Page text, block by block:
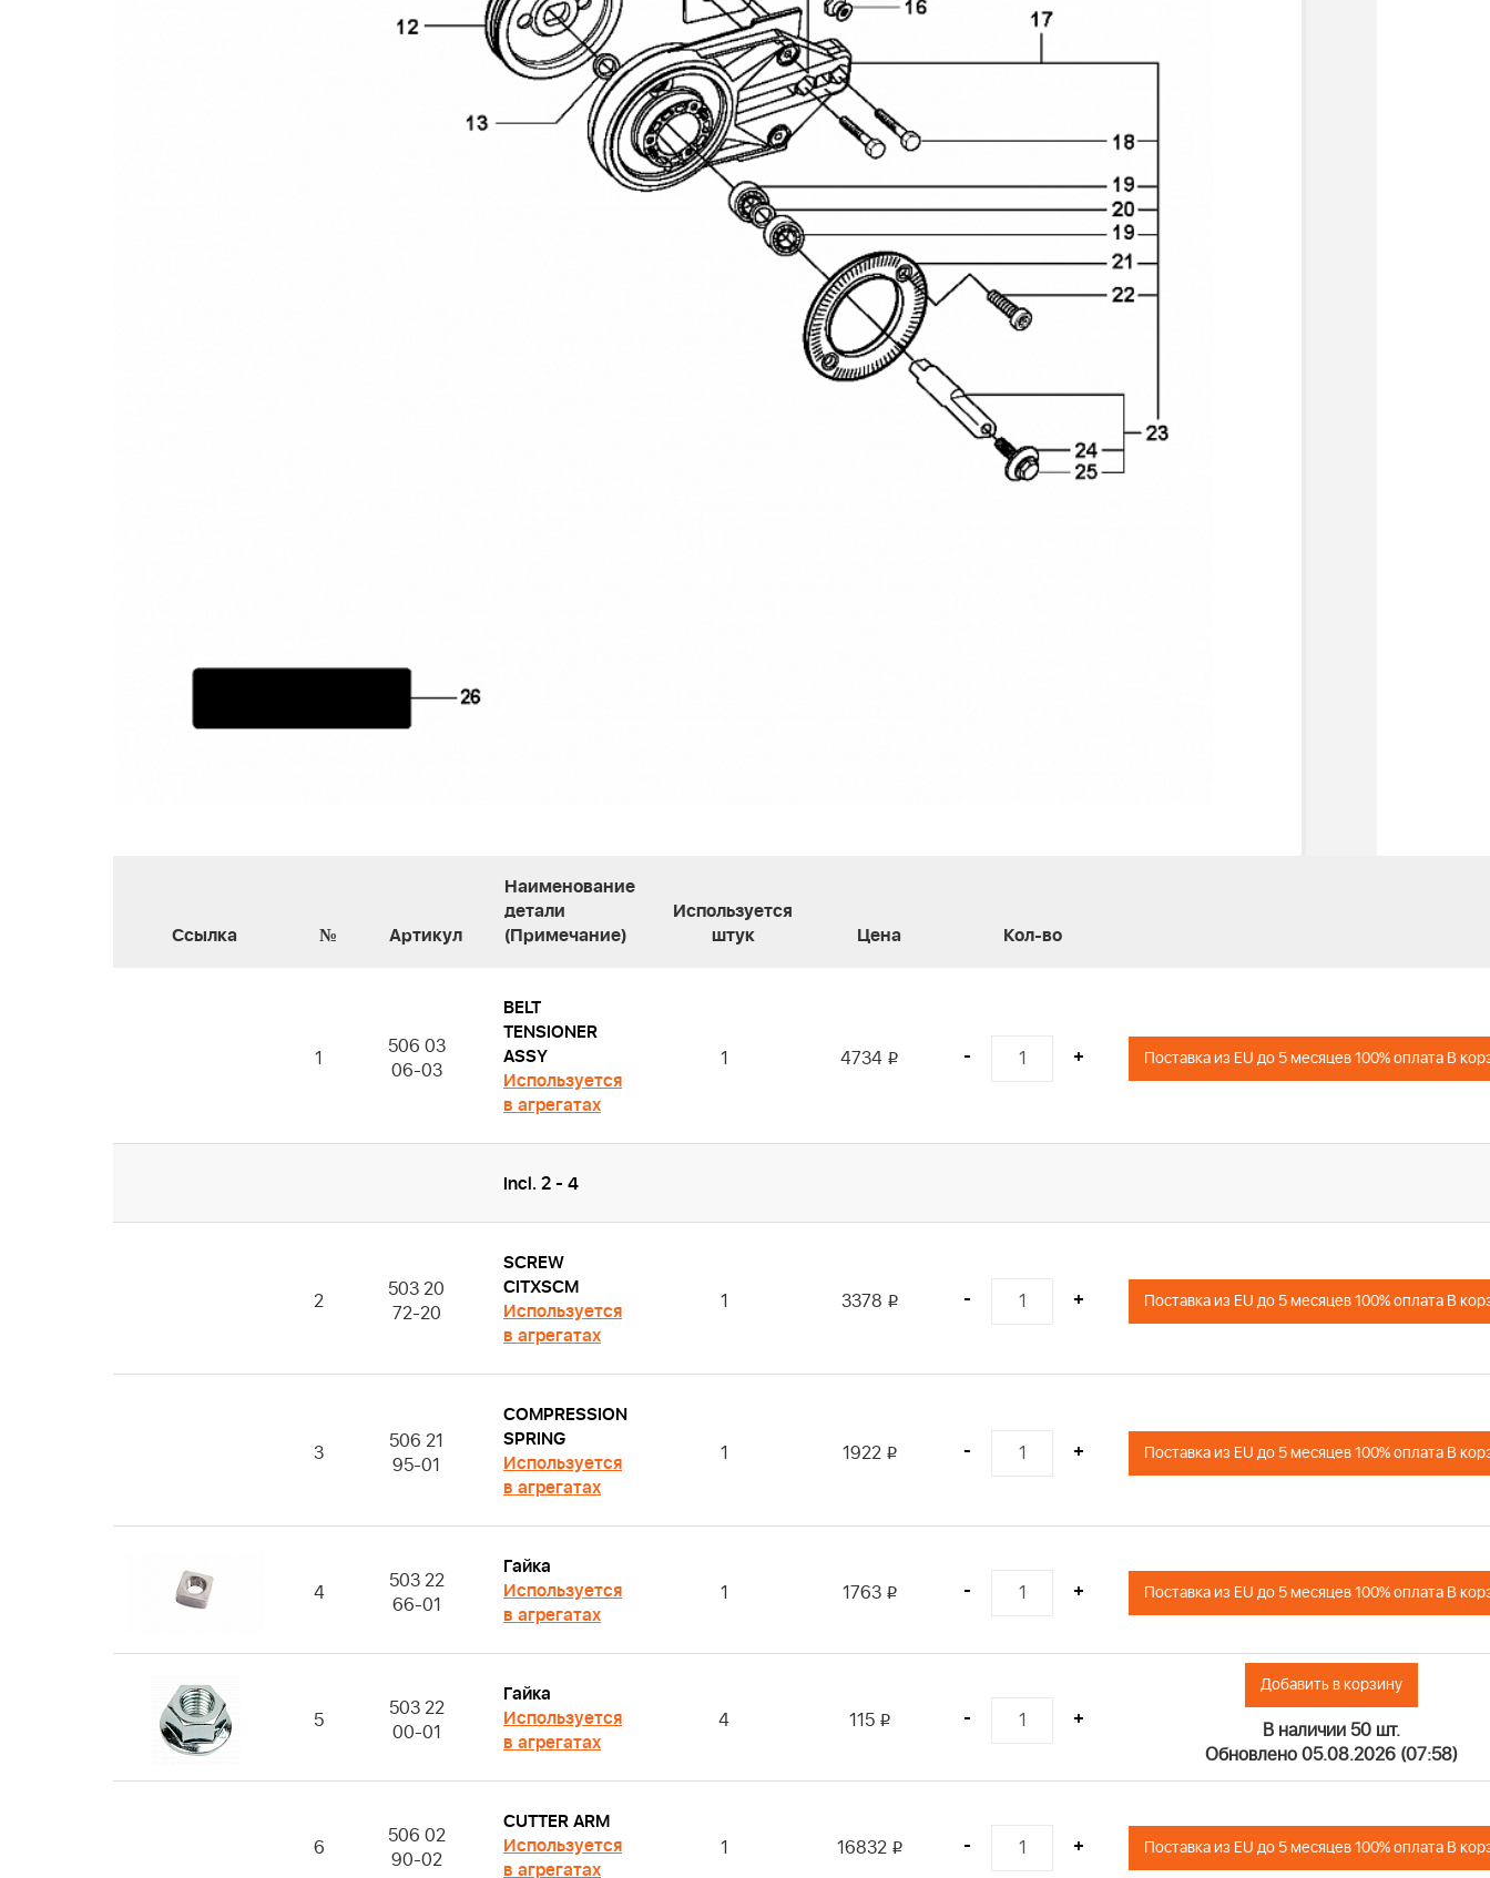
Ссылка № Артикул
Наименование
детали
(Примечание)
Используется
штук
Цена Кол-во
1
506 03
06-03
BELT
TENSIONER
ASSY
Используется
в агрегатах
1 4734 i - + Поставка из EU до 5 месяцев 100% оплата В
Incl. 2 - 4
2
503 20
72-20
SCREW
CITXSCM
Используется
в агрегатах
1 3378 i - + Поставка из EU до 5 месяцев 100% оплата В
3
506 21
95-01
COMPRESSION
SPRING
Используется
в агрегатах
1 1922 i - + Поставка из EU до 5 месяцев 100% оплата В
4
503 22
66-01
Гайка
Используется
в агрегатах
1 1763 i - + Поставка из EU до 5 месяцев 100% оплата В
5
503 22
00-01
Гайка
Используется
в агрегатах
4 115 i - +
Добавить в корзину
В наличии 50 шт.
Обновлено 05.08.2026 (07:58)
6
506 02
90-02
CUTTER ARM
Используется
в агрегатах
1 16832 i - + Поставка из EU до 5 месяцев 100% оплата В